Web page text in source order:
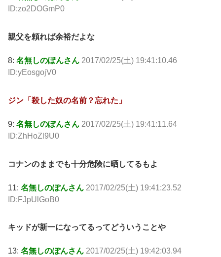
ID:zo2DOGmP0
親父を頼れば余裕だよな
8: 名無しのぽんさん 2017/02/25(土) 19:41:10.46
ID:yEosgojV0
ジン「殺した奴の名前？忘れた」
9: 名無しのぽんさん 2017/02/25(土) 19:41:11.64
ID:ZhHoZl9U0
コナンのままでも十分危険に晒してるもよ
11: 名無しのぽんさん 2017/02/25(土) 19:41:23.52
ID:FJpUlGoB0
キッドが新一になってるってどういうことや
13: 名無しのぽんさん 2017/02/25(土) 19:42:03.94